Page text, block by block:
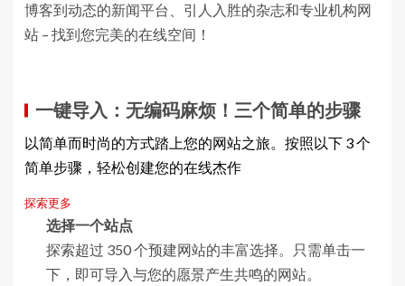
博客到动态的新闻平台、引人入胜的杂志和专业机构网
站 – 找到您完美的在线空间！
一键导入：无编码麻烦！三个简单的步骤
以简单而时尚的方式踏上您的网站之旅。按照以下 3 个
简单步骤，轻松创建您的在线杰作
探索更多
选择一个站点
探索超过 350 个预建网站的丰富选择。只需单击一
下，即可导入与您的愿景产生共鸣的网站。